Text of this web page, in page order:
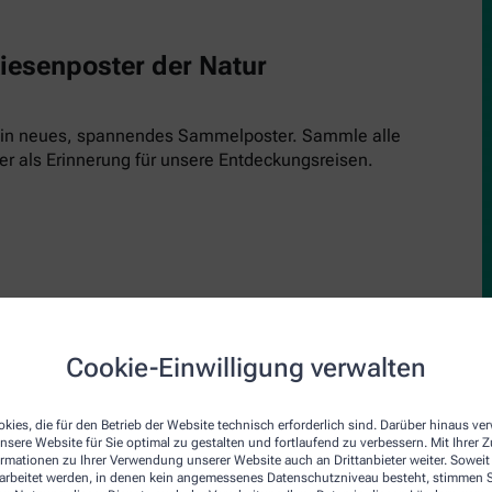
Cookie-Einwilligung verwalten
die für den Betrieb der Website technisch erforderlich sind. Darüber hinaus
Website für Sie optimal zu gestalten und fortlaufend zu verbessern. Mit Ihrer
zu Ihrer Verwendung unserer Website auch an Drittanbieter weiter. Soweit
werden, in denen kein angemessenes Datenschutzniveau besteht, stimmen
der Natur
neues, spannendes Sammelposter. Sammle alle
als Erinnerung für unsere Entdeckungsreisen.
Inspektor! Einfach kostenlos runterladen, ausdrucken und
und schau genau hin. Jede Ausgabe bringt einen neuen